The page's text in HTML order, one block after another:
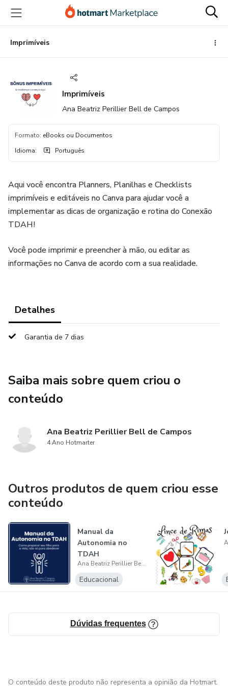
para
conteúdo
principal
para
pagamento
para
rodapé
Imprimíveis
Imprimíveis
Ana Beatriz Perillier Bell de Campos
Formato: eBooks ou Documentos
Idioma: Português
Aqui você encontra Planners, Planilhas e Checklists
imprimíveis e editáveis no Canva para ajudar você a
implementar as dicas de organização e rotina do Conexão
TDAH!
Você pode imprimir e preencher à mão, ou editar as
informações no Canva de acordo com a sua realidade.
Detalhes
Garantia de 7 dias
Saiba mais sobre quem criou o
conteúdo
Ana Beatriz Perillier Bell de Campos
4 Ano Hotmarter
Outros produtos de quem criou esse
conteúdo
Manual da
Autonomia no
TDAH
Ana Beatriz Perillier Bell de Campos
Educacional
Dúvidas frequentes
O conteúdo deste produto não representa a opinião da Hotmart.